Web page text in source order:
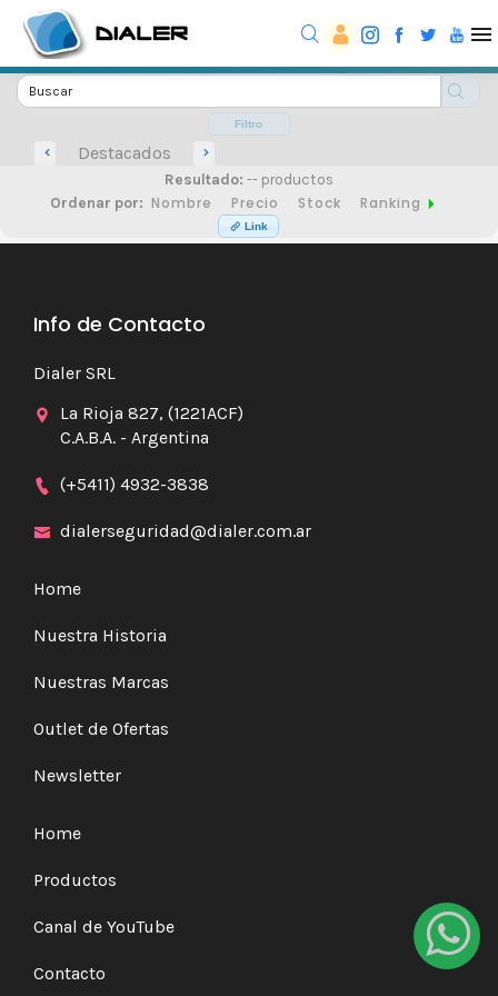
Filtro
Destacados
Resultado: -- productos
Ordenar por: Nombre Precio Stock Ranking
Link
Info de Contacto
Dialer SRL
La Rioja 827, (1221ACF)
C.A.B.A. - Argentina
(+5411) 4932-3838
dialerseguridad@dialer.com.ar
Home
Nuestra Historia
Nuestras Marcas
Outlet de Ofertas
Newsletter
Home
Productos
Canal de YouTube
Contacto